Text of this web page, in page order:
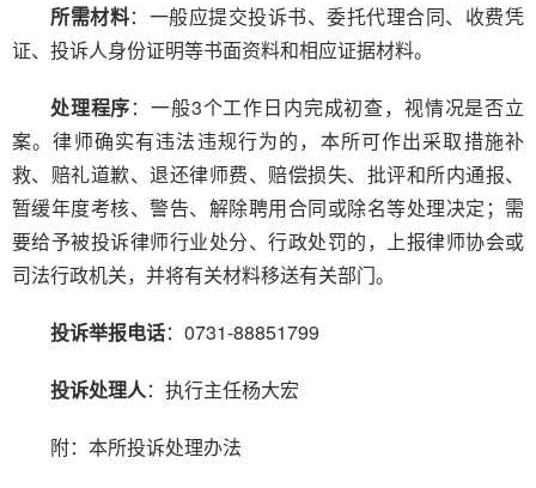
所需材料：一般应提交投诉书、委托代理合同、收费凭
证、投诉人身份证明等书面资料和相应证据材料。
处理程序：一般3个工作日内完成初查，视情况是否立
案。律师确实有违法违规行为的，本所可作出采取措施补
救、赔礼道歉、退还律师费、赔偿损失、批评和所内通报、
暂缓年度考核、警告、解除聘用合同或除名等处理决定；需
要给予被投诉律师行业处分、行政处罚的，上报律师协会或
司法行政机关，并将有关材料移送有关部门。
投诉举报电话：0731-88851799
投诉处理人：执行主任杨大宏
附：本所投诉处理办法